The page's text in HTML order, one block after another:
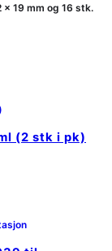
19 mm og 16 stk.
(2 stk i pk)